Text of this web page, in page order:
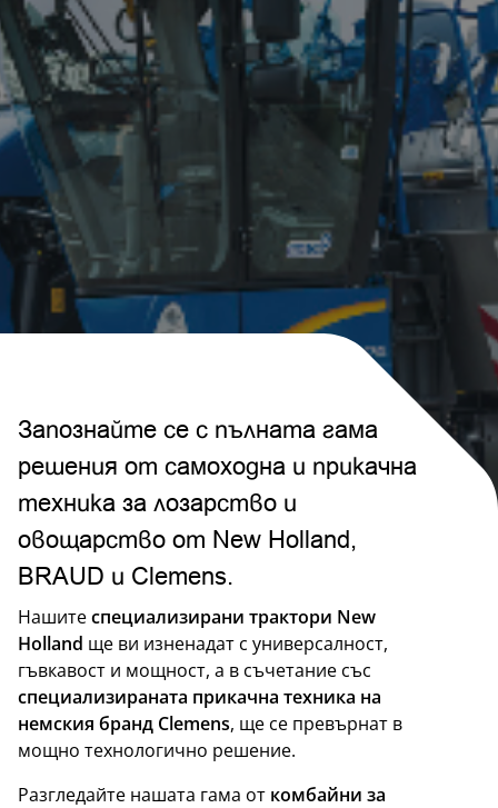
Запознайте се с пълната гама
решения от самоходна и прикачна
техника за лозарство и
овощарство от New Holland,
BRAUD и Clemens.
Нашитеспециализирани трактори New
Holland ще ви изненадат с универсалност,
гъвкавост и мощност, а в съчетание със
специализираната прикачна техника на
немския бранд Clemens, ще се превърнат в
мощно технологично решение.
Разгледайте нашата гама от комбайни за